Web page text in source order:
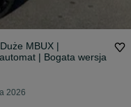
MBUX |
| Bogata wersja
2026